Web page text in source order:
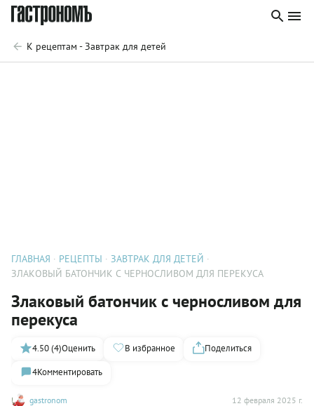
К рецептам - Завтрак для детей
ГЛАВНАЯ РЕЦЕПТЫ
ЗАВТРАК ДЛЯ ДЕТЕЙ
ЗЛАКОВЫЙ БАТОНЧИК С ЧЕРНОСЛИВОМ ДЛЯ ПЕРЕКУСА
Злаковый батончик с черносливом для
перекуса
gastronom 12 февраля 2025 г.
4.50 (4)Оценить В избранное
Поделиться
4Комментировать